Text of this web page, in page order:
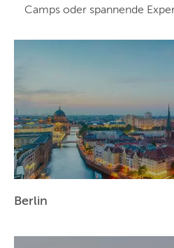
Camps oder spannende
Berlin